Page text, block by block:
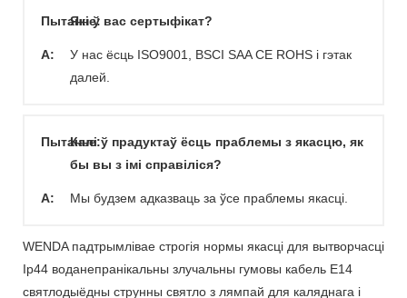
Пытанне:Які ў вас сертыфікат?
A:
У нас ёсць ISO9001, BSCI SAA CE ROHS і гэтак
далей.
Пытанне:Калі ў прадуктаў ёсць праблемы з якасцю, як
бы вы з імі справіліся?
A: Мы будзем адказваць за ўсе праблемы якасці.
WENDA падтрымлівае строгія нормы якасці для вытворчасці
Ip44 воданепранікальны злучальны гумовы кабель E14
святлодыёдны струнны святло з лямпай для каляднага і